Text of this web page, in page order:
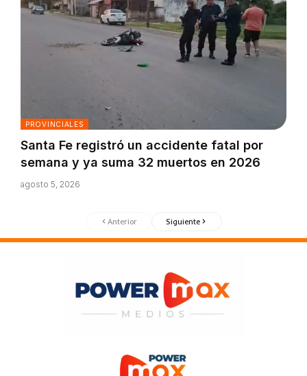
PROVINCIALES
Santa Fe registró un accidente fatal por
semana y ya suma 32 muertos en 2026
agosto 5, 2026
Anterior Siguiente